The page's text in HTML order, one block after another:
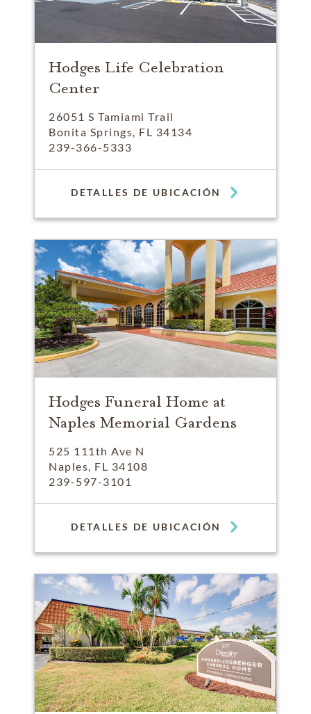
Hodges Life Celebration
Center
26051 S Tamiami Trail
Bonita Springs, FL 34134
239-366-5333
DETALLES DE UBICACIÓN
Hodges Funeral Home at
Naples Memorial Gardens
525 111th Ave N
Naples, FL 34108
239-597-3101
DETALLES DE UBICACIÓN